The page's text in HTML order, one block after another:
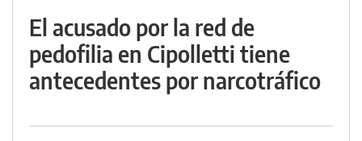
El acusado por la red de
pedofilia en Cipolletti tiene
antecedentes por narcotráfico